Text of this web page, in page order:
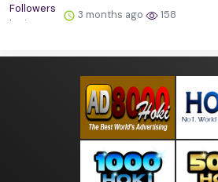
3 months ago 158